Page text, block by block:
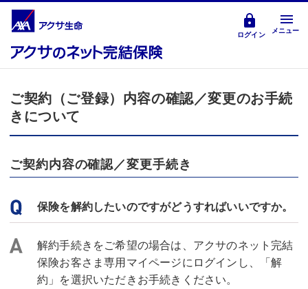
ログイン
メニュー
ご契約（ご登録）内容の確認／変更のお手続
きについて
ご契約内容の確認／変更手続き
保険を解約したいのですがどうすればいいですか。
解約手続きをご希望の場合は、アクサのネット完結
保険お客さま専用マイページにログインし、「解
約」を選択いただきお手続きください。